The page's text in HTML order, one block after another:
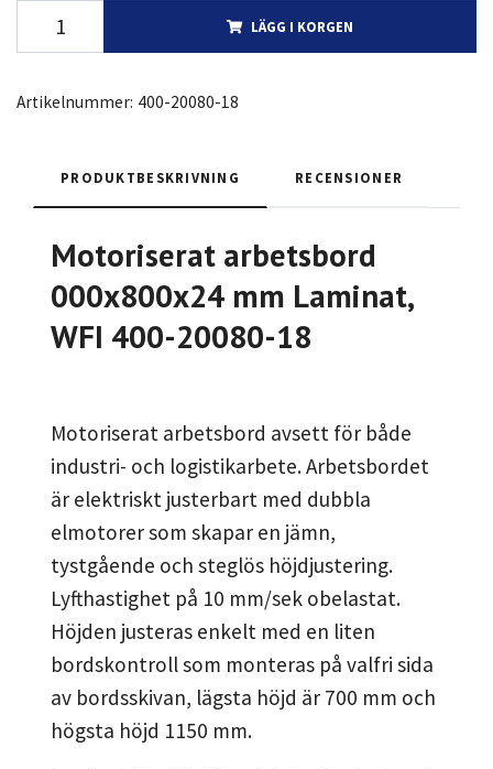
LÄGG I KORGEN
Artikelnummer: 400-20080-18
PRODUKTBESKRIVNING RECENSIONER
Motoriserat arbetsbord
000x800x24 mm Laminat,
WFI 400-20080-18
Motoriserat arbetsbord avsett för både
industri- och logistikarbete. Arbetsbordet
är elektriskt justerbart med dubbla
elmotorer som skapar en jämn,
tystgående och steglös höjdjustering.
Lyfthastighet på 10 mm/sek obelastat.
Höjden justeras enkelt med en liten
bordskontroll som monteras på valfri sida
av bordsskivan, lägsta höjd är 700 mm och
högsta höjd 1150 mm.